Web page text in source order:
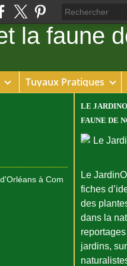
Tuyaux Pratiques
à Com
LE
FAUNE DE
Le
fiches
des
dans la
jardins,